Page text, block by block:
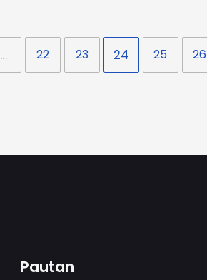
… 22 23 24 25 26
Pautan